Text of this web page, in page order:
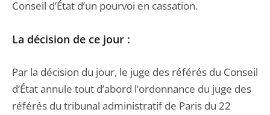
Conseil d’État d’un pourvoi en cassation.
La décision de ce jour :
Par la décision du jour, le juge des référés du Conseil
d’État annule tout d’abord l’ordonnance du juge des
référés du tribunal administratif de Paris du 22